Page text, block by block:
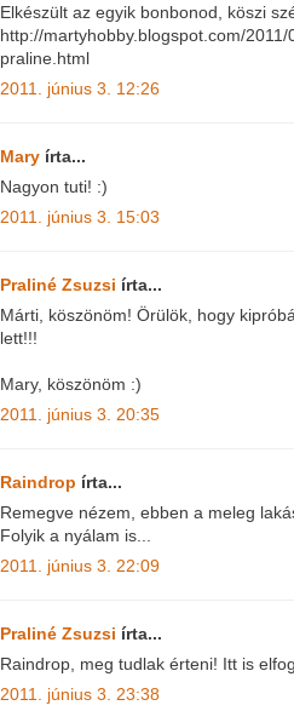
Elkészült az egyik bonbonod, köszi
http://martyhobby.blogspot.com/
praline.html
2011. június 3. 12:26
Mary írta...
Nagyon tuti! :)
2011. június 3. 15:03
Praliné Zsuzsi írta...
Márti, köszönöm! Örülök, hogy
lett!!!
Mary, köszönöm :)
2011. június 3. 20:35
Raindrop írta...
Remegve nézem, ebben a meleg
Folyik a nyálam is...
2011. június 3. 22:09
Praliné Zsuzsi írta...
Raindrop, meg tudlak érteni! Itt is
2011. június 3. 23:38